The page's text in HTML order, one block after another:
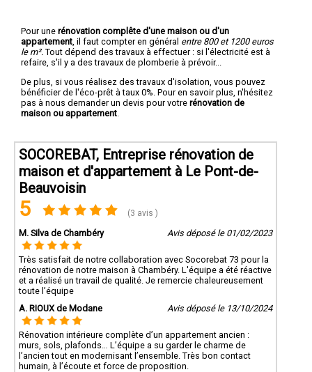
Pour une rénovation complête d'une maison ou d'un
appartement , il faut compter en général entre 800 et 1200 euros
le m². Tout dépend des travaux à effectuer : si l'électricité est à
refaire, s'il y a des travaux de plomberie à prévoir...
De plus, si vous réalisez des travaux d'isolation, vous pouvez
bénéficier de l'éco-prêt à taux 0%. Pour en savoir plus, n'hésitez
pas à nous demander un devis pour votre rénovation de
maison ou appartement
SOCOREBAT, Entreprise rénovation de
maison et d'appartement à Le Pont-de-
Beauvoisin
5 (3 avis )
M. Silva de Chambéry Avis déposé le 01/02/2023
Très satisfait de notre collaboration avec Socorebat 73 pour la
rénovation de notre maison à Chambéry. L'équipe a été réactive
et a réalisé un travail de qualité. Je remercie chaleureusement
toute l’équipe
A. RIOUX de Modane
Avis déposé le 13/10/2024
Rénovation intérieure complète d’un appartement ancien :
murs, sols, plafonds… L’équipe a su garder le charme de
l’ancien tout en modernisant l’ensemble. Très bon contact
humain, à l’écoute et force de proposition.